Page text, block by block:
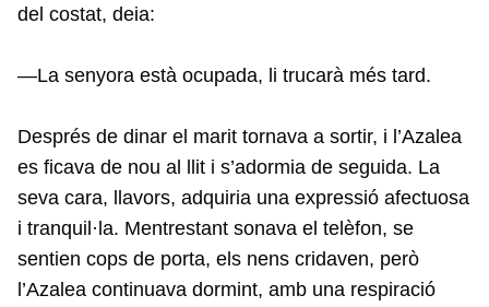
del costat, deia:
—La senyora està ocupada, li trucarà més tard.
Després de dinar el marit tornava a sortir, i l’Azalea
es ficava de nou al llit i s’adormia de seguida. La
seva cara, llavors, adquiria una expressió afectuosa
i tranquil·la. Mentrestant sonava el telèfon, se
sentien cops de porta, els nens cridaven, però
l’Azalea continuava dormint, amb una respiració